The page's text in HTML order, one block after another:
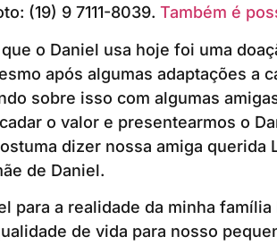
(19) 9 7111-8039. Também é
o Daniel usa hoje foi uma
após algumas adaptações a
sobre isso com algumas
o valor e presentearmos o
dizer nossa amiga querida
de Daniel.
para a realidade da minha
de vida para nosso